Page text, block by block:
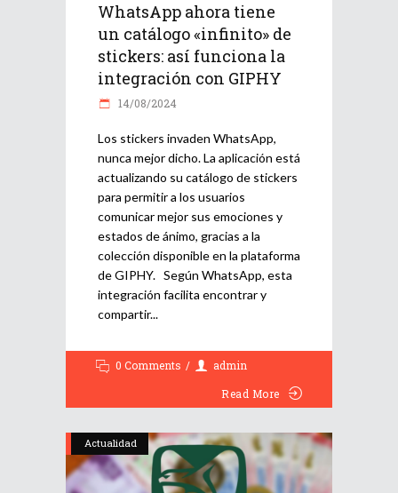
WhatsApp ahora tiene
un catálogo «infinito» de
stickers: así funciona la
integración con GIPHY
14/08/2024
Los stickers invaden WhatsApp,
nunca mejor dicho. La aplicación está
actualizando su catálogo de stickers
para permitir a los usuarios
comunicar mejor sus emociones y
estados de ánimo, gracias a la
colección disponible en la plataforma
de GIPHY. Según WhatsApp, esta
integración facilita encontrar y
compartir
0 Comments
admin
Read More
Actualidad